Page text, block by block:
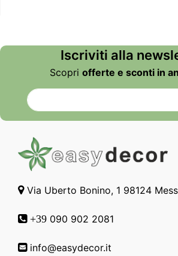
Iscriviti alla
Scopri offerte e sconti in
Via Uberto Bonino, 1 98124
+39 090 902 2081
info@easydecor.it